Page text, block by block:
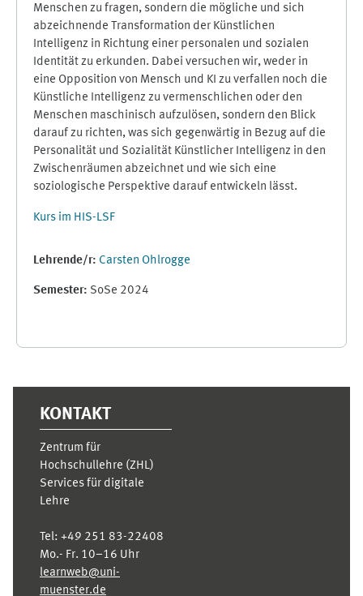
Menschen zu fragen, sondern die mögliche und sich
abzeichnende Transformation der Künstlichen
Intelligenz in Richtung einer personalen und sozialen
Identität zu erkunden. Dabei versuchen wir, weder in
eine Opposition von Mensch und KI zu verfallen noch die
Künstliche Intelligenz zu vermenschlichen oder den
Menschen maschinisch aufzulösen, sondern den Blick
darauf zu richten, was sich gegenwärtig in Bezug auf die
Personalität und Sozialität Künstlicher Intelligenz in den
Zwischenräumen abzeichnet und wie sich eine
soziologische Perspektive darauf entwickeln lässt.
Kurs im HIS-LSF
Lehrende/r: Carsten Ohlrogge
Semester: SoSe 2024
KONTAKT
Zentrum für
Hochschullehre (ZHL)
Services für digitale
Lehre
Tel: +49 251 83-22408
Mo.- Fr. 10–16 Uhr
learnweb@uni-
muenster.de